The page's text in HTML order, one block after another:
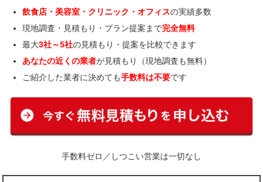
飲食店・美容室・クリニック・オフィスの実績多数
現地調査・見積もり・プラン提案まで完全無料
最大3社～5社の見積もり・提案を比較できます
あなたの近くの業者が見積もり（現地調査も無料）
ご紹介した業者に決めても手数料は不要です
手数料ゼロ／しつこい営業は一切なし